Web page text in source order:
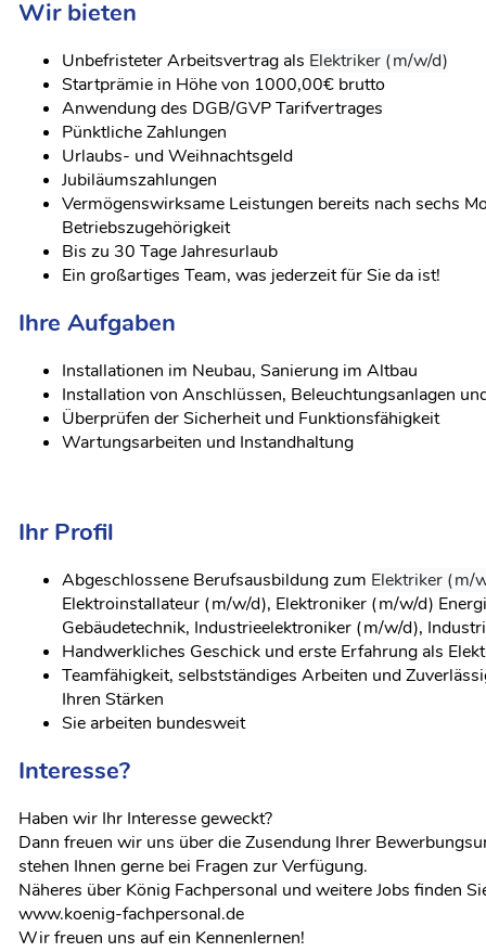
Wir bieten
Unbefristeter Arbeitsvertrag als Elektriker (m/w/d)
Startprämie in Höhe von 1000,00€ brutto
Anwendung des DGB/GVP Tarifvertrages
Pünktliche Zahlungen
Urlaubs- und Weihnachtsgeld
Jubiläumszahlungen
Vermögenswirksame Leistungen bereits nach sechs
Betriebszugehörigkeit
Bis zu 30 Tage Jahresurlaub
Ein großartiges Team, was jederzeit für Sie da ist!
Ihre Aufgaben
Installationen im Neubau, Sanierung im Altbau
Installation von Anschlüssen, Beleuchtungsanlagen
Überprüfen der Sicherheit und Funktionsfähigkeit
Wartungsarbeiten und Instandhaltung
Ihr Profil
Abgeschlossene Berufsausbildung zum Elektriker (m/
Elektroinstallateur (m/w/d), Elektroniker (m/w/d)
Gebäudetechnik, Industrieelektroniker (m/w/d),
Handwerkliches Geschick und erste Erfahrung als
Teamfähigkeit, selbstständiges Arbeiten und
Ihren Stärken
Sie arbeiten bundesweit
Interesse?
Haben wir Ihr Interesse geweckt?
Dann freuen wir uns über die Zusendung Ihrer
stehen Ihnen gerne bei Fragen zur Verfügung.
Näheres über König Fachpersonal und weitere Jobs finden
www.koenig-fachpersonal.de
Wir freuen uns auf ein Kennenlernen!